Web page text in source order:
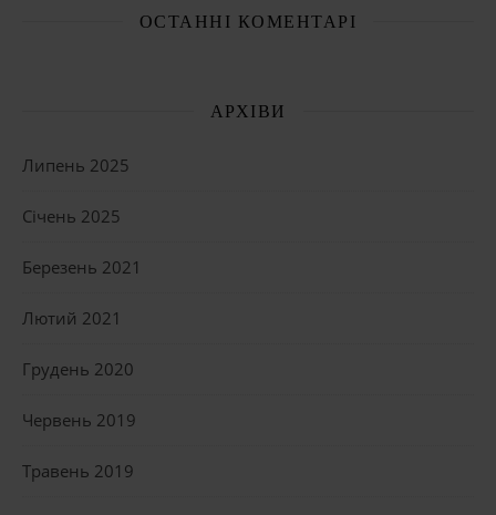
ОСТАННІ КОМЕНТАРІ
АРХІВИ
Липень 2025
Січень 2025
Березень 2021
Лютий 2021
Грудень 2020
Червень 2019
Травень 2019